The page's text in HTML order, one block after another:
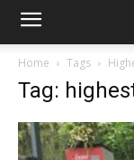
Home Tags
Tag: